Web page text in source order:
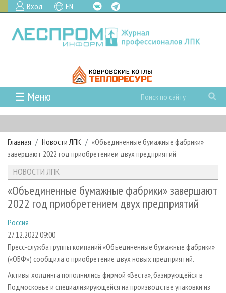
Вход EN
☰ Меню
ГЛАВНАЯ
РУБРИКИ И ТЕМЫ
РУБРИКИ ЖУРНАЛА
ЛЕСОЗАГОТОВКА
ЛЕСОПИЛЕНИЕ
СУШКА ДРЕВЕСИНЫ
ПРОИЗВОДСТВО ДРЕВЕСНЫХ ПЛИТ
ДЕРЕВЯННОЕ ДОМОСТРОЕНИЕ
ПРОИЗВОДСТВО МЕБЕЛИ
НОВОСТИ
НОВОСТИ ЛПК
НОВОСТИ ЖУРНАЛА
ПРОЕКТЫ ЛПИ
АНАЛИТИКА
ПРЕДПРИЯТИЯ ЛПК
ПЕРСОНЫ
МОБИЛЬНЫЕ ВЫСТАВКИ
ОФИЦИАЛЬНЫЕ ДЕЛЕГАЦИИ
ПРИОРИТЕТНЫЕ ИНВЕСТПРОЕКТЫ
АРХИВ
АРХИВ ЖУРНАЛОВ
О ЖУРНАЛЕ
КОНТАКТЫ
РЕКЛАМОДАТЕЛЯМ
РЕКЛАМА
РЕКЛАМА НА САЙТЕ
Главная Новости ЛПК
«Объединенные бумажные фабрики»
завершают 2022 год приобретением двух предприятий
НОВОСТИ ЛПК
«Объединенные бумажные фабрики» завершают
2022 год приобретением двух предприятий
Россия
27.12.2022 09:00
Пресс-служба группы компаний «Объединенные бумажные фабрики»
(«ОБФ») сообщила о приобретение двух новых предприятий.
Активы холдинга пополнились фирмой «Веста», базирующейся в
Подмосковье и специализирующейся на производстве упаковки из